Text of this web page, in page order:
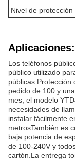
Nivel de protección
Aplicaciones:
Los teléfonos
público utilizado
públicas.Protección
pedido de 100 y
mes, el modelo
necesidades de
instalar fácilmente
metrosTambién es
baja potencia de
de 100-240V y
cartón.La entrega